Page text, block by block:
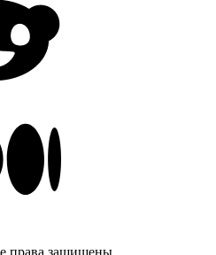
права защищены.